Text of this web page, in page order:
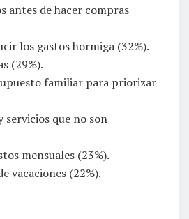
antes de hacer compras
los gastos hormiga (32%).
(29%).
familiar para priorizar
servicios que no son
mensuales (23%).
vacaciones (22%).